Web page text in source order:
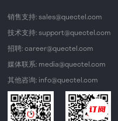
销售支持: sales@quectel.com
技术支持: support@quectel.com
招聘: career@quectel.com
媒体联系: media@quectel.com
其他咨询: info@quectel.com